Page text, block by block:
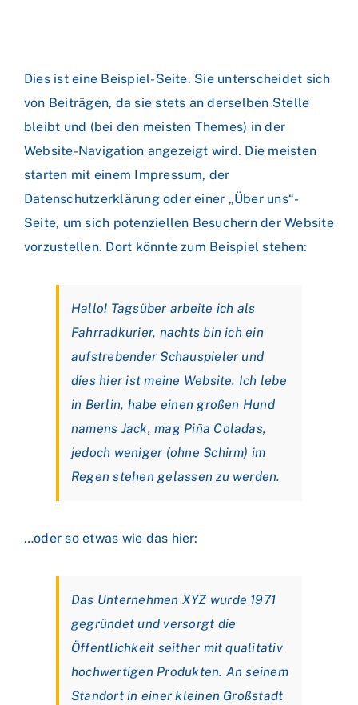
Dies ist eine Beispiel-Seite. Sie unterscheidet sich
von Beiträgen, da sie stets an derselben Stelle
bleibt und (bei den meisten Themes) in der
Website-Navigation angezeigt wird. Die meisten
starten mit einem Impressum, der
Datenschutzerklärung oder einer „Über uns“-
Seite, um sich potenziellen Besuchern der Website
vorzustellen. Dort könnte zum Beispiel stehen:
Hallo! Tagsüber arbeite ich als
Fahrradkurier, nachts bin ich ein
aufstrebender Schauspieler und
dies hier ist meine Website. Ich lebe
in Berlin, habe einen großen Hund
namens Jack, mag Piña Coladas,
jedoch weniger (ohne Schirm) im
Regen stehen gelassen zu werden.
…oder so etwas wie das hier:
Das Unternehmen XYZ wurde 1971
gegründet und versorgt die
Öffentlichkeit seither mit qualitativ
hochwertigen Produkten. An seinem
Standort in einer kleinen Großstadt